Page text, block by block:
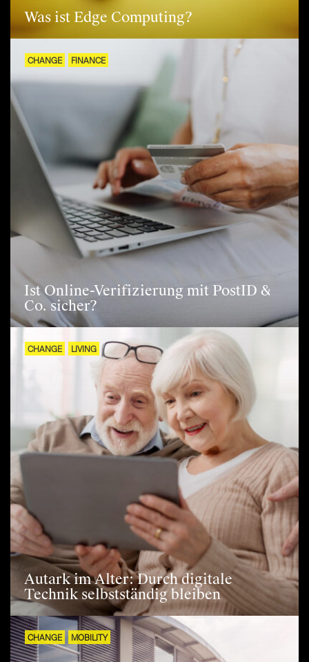
Was ist Edge Computing?
CHANGE FINANCE
Ist Online-Verifizierung mit PostID &
Co. sicher?
CHANGE LIVING
Autark im Alter: Durch digitale
Technik selbstständig bleiben
CHANGE MOBILITY